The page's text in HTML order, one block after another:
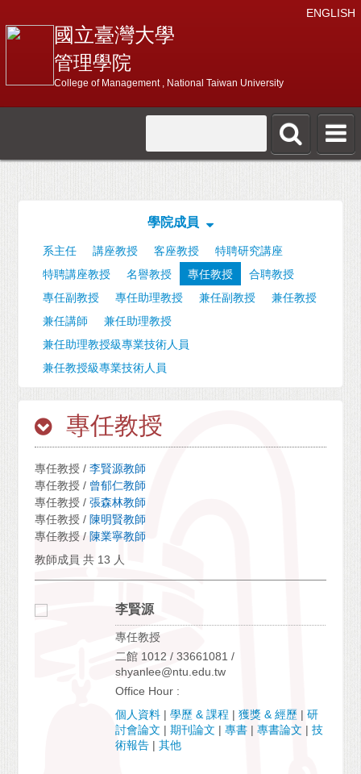
ENGLISH
國立臺灣大學
管理學院
College of Management , National Taiwan University
學院成員
系主任 講座教授 客座教授
特聘研究講座
特聘講座教授
名譽教授 專任教授
合聘教授
專任副教授
專任助理教授 兼任副教授
兼任教授
兼任講師
兼任助理教授
兼任助理教授級專業技術人員
兼任教授級專業技術人員
專任教授
專任教授 /李賢源教師
專任教授 / 曾郁仁教師
專任教授 /張森林教師
專任教授 / 陳明賢教師
專任教授 / 陳業寧教師
教師成員 共 13 人
李賢源
專任教授
二館 1012 / 33661081 /
shyanlee@ntu.edu.tw
Office Hour :
個人資料 |學歷 & 課程 |獲獎 & 經歷 |研
討會論文 |期刊論文 |專書 |專書論文 |技
術報告 |其他